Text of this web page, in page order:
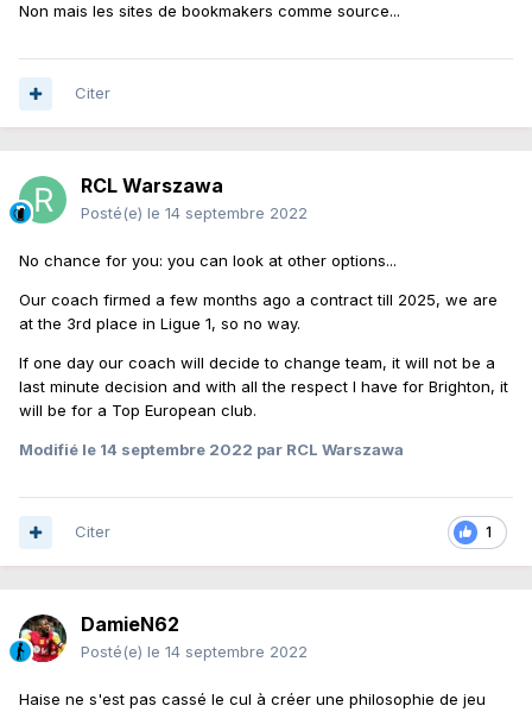
Non mais les sites de bookmakers comme source...
Citer
RCL Warszawa
Posté(e) le 14 septembre 2022
No chance for you: you can look at other options...
Our coach firmed a few months ago a contract till 2025, we are
at the 3rd place in Ligue 1, so no way.
If one day our coach will decide to change team, it will not be a
last minute decision and with all the respect I have for Brighton, it
will be for a Top European club.
Modifié le 14 septembre 2022 par RCL Warszawa
1
Citer
DamieN62
Posté(e) le 14 septembre 2022
Haise ne s'est pas cassé le cul à créer une philosophie de jeu